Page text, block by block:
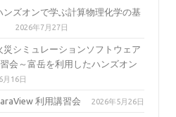
ンズオンで学ぶ計算物理化学の基
2026年7月27日
災シミュレーションソフトウェア
会～富岳を利用したハンズオン
月16日
利用講習会 2026年5月26日